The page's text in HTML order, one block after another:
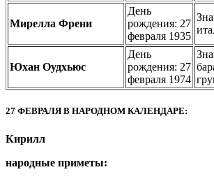
Мирелла Френи
День
рождения: 27
февраля 1935
Юхан Оудхьюс
День
рождения: 27
февраля 1974
27 ФЕВРАЛЯ В НАРОДНОМ КАЛЕНДАРЕ:
Кирилл
народные приметы: